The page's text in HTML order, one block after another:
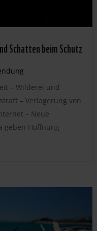
Schatten beim Schutz
– Wilderei und
– Verlagerung von
– Neue
geben Hoffnung